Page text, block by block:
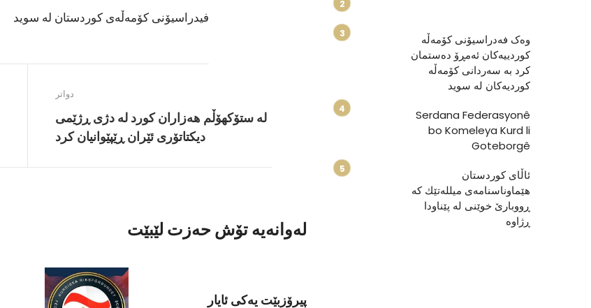
فیدراسیۆنی کۆمەڵەی کوردستان لە سوید
دواتر
لە ستۆکهۆڵم هەزاران کورد لە دژی ڕژێمی
دیکتاتۆری ئێران ڕێپێوانیان کرد
لەوانەیە تۆش حەزت لێبێت
پیرۆزبێت یەکی ئایار
وەک فەدراسیۆنی کۆمەڵە
کوردییەکان ئەمڕۆ دەستمان
کرد بە سەردانی کۆمەڵە
کوردیەکان لە سوید
Serdana Federasyonê
bo Komeleya Kurd li
Goteborgê
ئاڵای كوردستان
هێماوناسنامەی میللەتێك كە
ڕووبارێ خوێنی لە پێناودا
ڕژاوە